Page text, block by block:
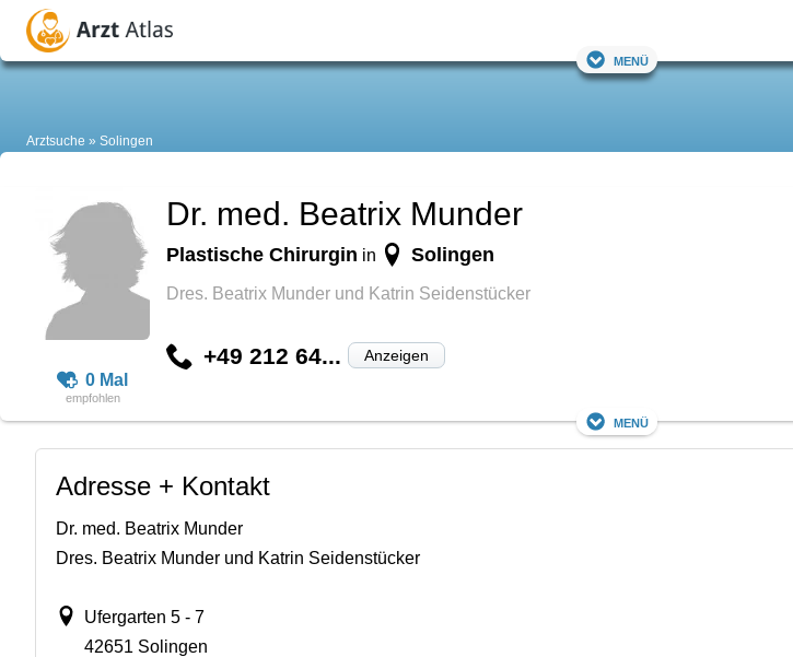
Menü
Arztsuche Solingen
0 Mal
Dr. med. Beatrix Munder
Plastische Chirurgin in Solingen
Dres. Beatrix Munder und Katrin Seidenstücker
+49 212 64... Anzeigen
Menü
Adresse + Kontakt
Dr. med. Beatrix Munder
Dres. Beatrix Munder und Katrin Seidenstücker
Ufergarten 5 - 7
42651 Solingen